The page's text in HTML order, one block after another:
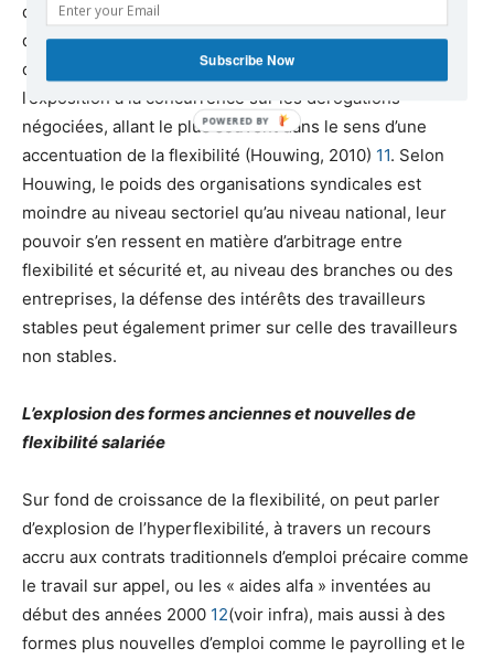
d’améliorer les garanties légales. Or, un examen précis
des dérogations intervenues dans plusieurs secteurs
d’activité a montré le poids du cycle économique et de
l’exposition à la concurrence sur les dérogations
négociées, allant le plus souvent dans le sens d’une
accentuation de la flexibilité (Houwing, 2010) 11. Selon
Houwing, le poids des organisations syndicales est
moindre au niveau sectoriel qu’au niveau national, leur
pouvoir s’en ressent en matière d’arbitrage entre
flexibilité et sécurité et, au niveau des branches ou des
entreprises, la défense des intérêts des travailleurs
stables peut également primer sur celle des travailleurs
non stables.
L’explosion des formes anciennes et nouvelles de
flexibilité salariée
Sur fond de croissance de la flexibilité, on peut parler
d’explosion de l’hyperflexibilité, à travers un recours
accru aux contrats traditionnels d’emploi précaire comme
le travail sur appel, ou les « aides alfa » inventées au
début des années 2000 12(voir infra), mais aussi à des
formes plus nouvelles d’emploi comme le payrolling et le
Subscribe Now
POWERED